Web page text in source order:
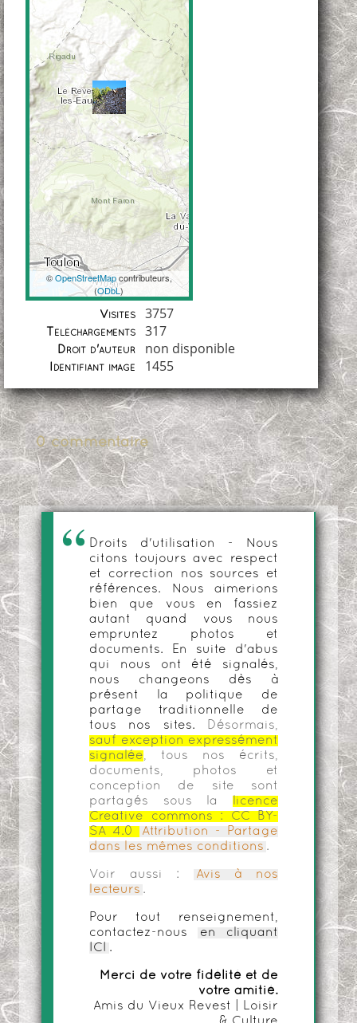
Coordonnées
©OpenStreetMapcontributeurs,
(ODbL)
Visites 3757
Téléchargements 317
Droit d'auteur non disponible
Identifiant image 1455
0 commentaire
Droits d'utilisation - Nous
citons toujours avec respect
et correction nos sources et
références. Nous aimerions
bien que vous en fassiez
autant quand vous nous
empruntez photos et
documents. En suite d'abus
qui nous ont été signalés,
nous changeons dès à
présent la politique de
partage traditionnelle de
tous nos sites.
Désormais,
sauf exception expressément
signalée, tous nos écrits,
documents, photos et
conception de site sont
partagés sous la
licence
Creative commons :
CC BY-
SA 4.0
Attribution - Partage
dans les mêmes conditions .
Voir aussi :
Avis à nos
lecteurs .
Pour tout renseignement,
contactez-nous
en cliquant
ICI
.
Merci de votre fidélité et de
votre amitié.
Amis du Vieux Revest | Loisir